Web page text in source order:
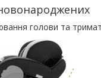
голови та